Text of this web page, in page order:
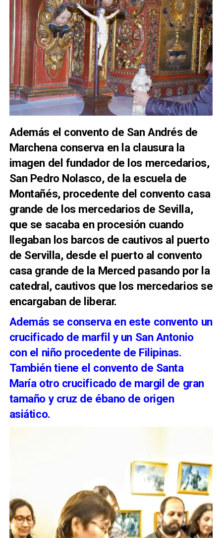
Además el convento de San Andrés de
Marchena conserva en la clausura la
imagen del fundador de los mercedarios,
San Pedro Nolasco, de la escuela de
Montañés, procedente del convento casa
grande de los mercedarios de Sevilla,
que se sacaba en procesión cuando
llegaban los barcos de cautivos al puerto
de Servilla, desde el puerto al convento
casa grande de la Merced pasando por la
catedral, cautivos que los mercedarios se
encargaban de liberar.
Además se conserva en este convento un
crucificado de marfil y un San Antonio
con el niño procedente de Filipinas.
También tiene el convento de Santa
María otro crucificado de margil de gran
tamaño y cruz de ébano de origen
asiático.